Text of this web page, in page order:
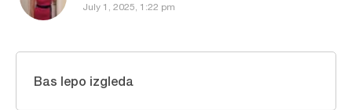
July 1, 2025, 1:22 pm
Bas lepo izgleda